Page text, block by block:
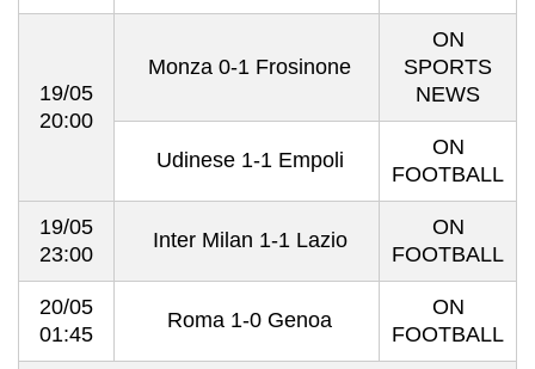
19/05
20:00
Monza 0-1 Frosinone
ON
SPORTS
NEWS
Udinese 1-1 Empoli
ON
FOOTBALL
19/05
23:00
Inter Milan 1-1 Lazio
ON
FOOTBALL
20/05
01:45
Roma 1-0 Genoa
ON
FOOTBALL